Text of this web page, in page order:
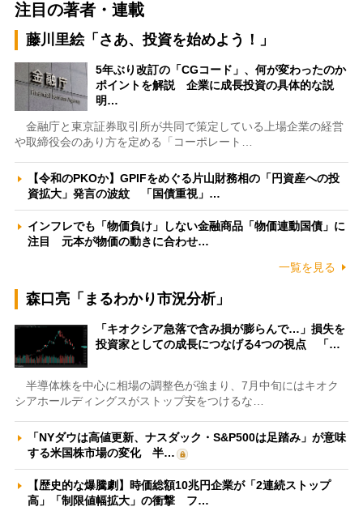
注目の著者・連載
藤川里絵「さあ、投資を始めよう！」
5年ぶり改訂の「CGコード」、何が変わったのか
ポイントを解説 企業に成長投資の具体的な説
明…
金融庁と東京証券取引所が共同で策定している上場企業の経営
や取締役会のあり方を定める「コーポレート…
【令和のPKOか】GPIFをめぐる片山財務相の「円資産への投
資拡大」発言の波紋 「国債重視」…
インフレでも「物価負け」しない金融商品「物価連動国債」に
注目 元本が物価の動きに合わせ…
一覧を見る
森口亮「まるわかり市況分析」
「キオクシア急落で含み損が膨らんで…」損失を
投資家としての成長につなげる4つの視点 「…
半導体株を中心に相場の調整色が強まり、7月中旬にはキオク
シアホールディングスがストップ安をつけるな…
「NYダウは高値更新、ナスダック・S&P500は足踏み」が意味
する米国株市場の変化 半…
【歴史的な爆騰劇】時価総額10兆円企業が「2連続ストップ
高」「制限値幅拡大」の衝撃 フ…